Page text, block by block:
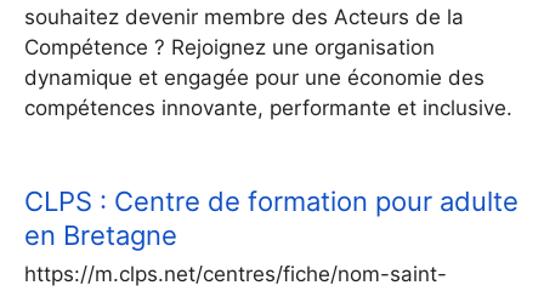
souhaitez devenir membre des Acteurs de la
Compétence ? Rejoignez une organisation
dynamique et engagée pour une économie des
compétences innovante, performante et inclusive.
CLPS : Centre de formation pour adulte
en Bretagne
https://m.clps.net/centres/fiche/nom-saint-